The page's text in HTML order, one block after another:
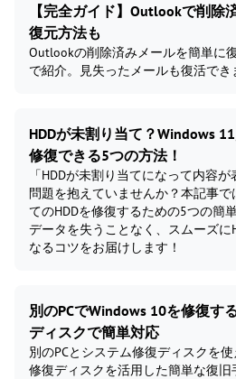
【完全ガイド】Outlookで削除
復元方法も
Outlookの削除済みメールを簡単に
で紹介。見失ったメールも復活でき
HDDが未割り当て？Windows
修復できる5つの方法！
「HDDが未割り当てになって内容
問題を抱えていませんか？本記事
てのHDDを修復するための5つの簡
データを失うことなく、スムーズに
なるコツをお届けします！
別のPCでWindows 10を修復す
ディスクで簡単対応
別のPCとシステム修復ディスクを
修復ディスクを活用した簡単な復旧